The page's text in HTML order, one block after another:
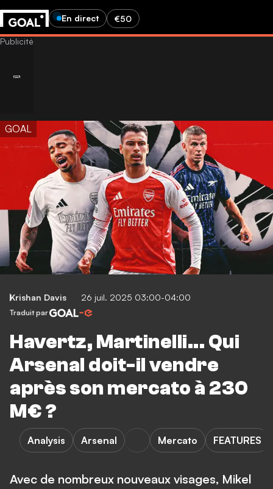
En direct €50
GOAL
Krishan Davis 26 juil. 2025 03:00-04:00
Traduit par
Havertz, Martinelli... Qui
Arsenal doit-il vendre
après son mercato à 230
M€ ?
Analysis Arsenal Mercato FEATURES
Avec de nombreux nouveaux visages, Mikel